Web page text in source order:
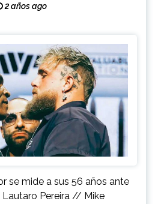
2 años ago
se mide a sus 56 años ante
Lautaro Pereira // Mike